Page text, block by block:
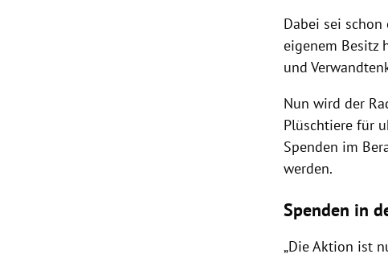
Dabei sei
eigenem Besitz
und
Nun wird der
Plüschtiere für
Spenden im
werden.
Spenden in
„Die Aktion ist